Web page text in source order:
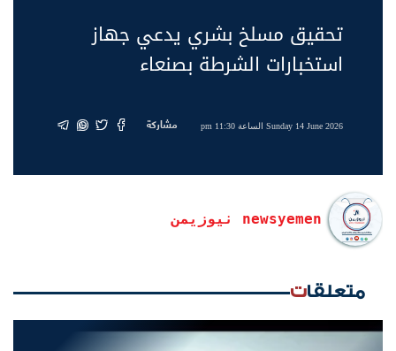
تحقيق مسلخ بشري يدعي جهاز
استخبارات الشرطة بصنعاء
Sunday 14 June 2026 الساعة 11:30 pm مشاركة
newsyemen نيوزيمن
متعلقات